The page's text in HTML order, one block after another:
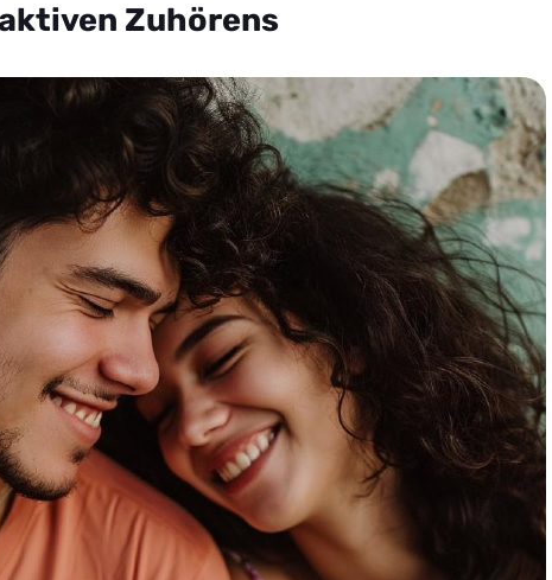
Zuhörens